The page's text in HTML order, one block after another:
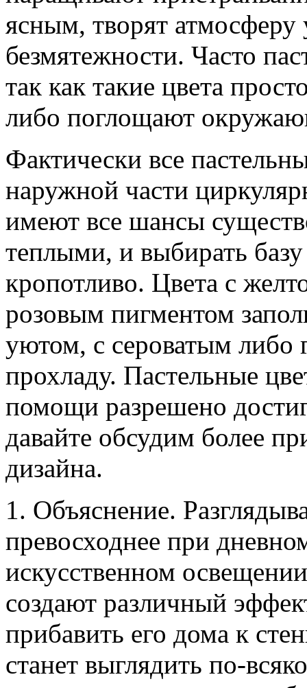
ясным, творят атмосферу
безмятежности. Часто
так как такие цвета
либо поглощают
Фактически все
наружной части
имеют все шансы
теплыми, и выбирать
кропотливо. Цвета с
розовым пигментом
уютом, с сероватым
прохладу. Пастельные
помощи разрешено
давайте обсудим более
дизайна.
1. Объяснение.
превосходнее при
искусственном
создают различный
прибавить его дома к
станет выглядить по-